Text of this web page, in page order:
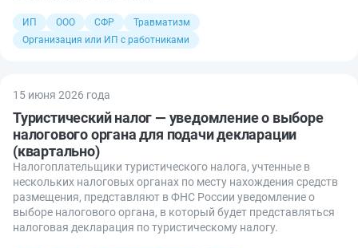
ИП ООО СФР
Травматизм
Организация или ИП с работниками
15 июня 2026 года
Туристический налог — уведомление о выборе
налогового органа для подачи декларации
(квартально)
Налогоплательщики туристического налога, учтенные в
нескольких налоговых органах по месту нахождения средств
размещения, представляют в ФНС России уведомление о
выборе налогового органа, в который будет представляться
налоговая декларация по туристическому налогу.